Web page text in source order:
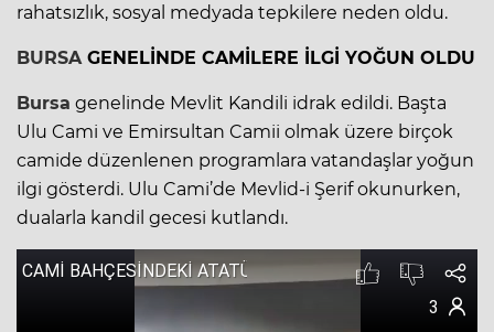
rahatsızlık, sosyal medyada tepkilere neden oldu.
BURSA GENELİNDE CAMİLERE İLGİ YOĞUN OLDU
Bursa genelinde Mevlit Kandili idrak edildi. Başta
Ulu Cami ve Emirsultan Camii olmak üzere birçok
camide düzenlenen programlara vatandaşlar yoğun
ilgi gösterdi. Ulu Cami’de Mevlid-i Şerif okunurken,
dualarla kandil gecesi kutlandı.